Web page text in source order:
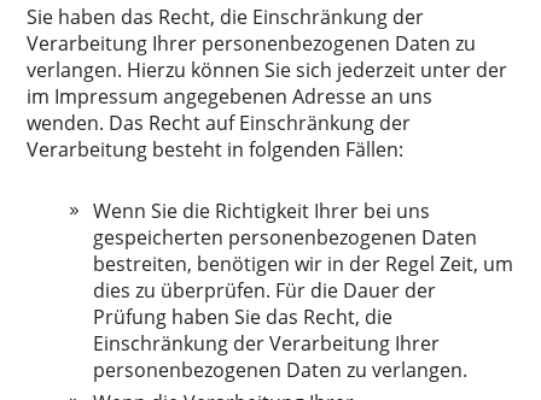
Sie haben das Recht, die Einschränkung der
Verarbeitung Ihrer personenbezogenen Daten zu
verlangen. Hierzu können Sie sich jederzeit unter der
im Impressum angegebenen Adresse an uns
wenden. Das Recht auf Einschränkung der
Verarbeitung besteht in folgenden Fällen:
Wenn Sie die Richtigkeit Ihrer bei uns
gespeicherten personenbezogenen Daten
bestreiten, benötigen wir in der Regel Zeit, um
dies zu überprüfen. Für die Dauer der
Prüfung haben Sie das Recht, die
Einschränkung der Verarbeitung Ihrer
personenbezogenen Daten zu verlangen.